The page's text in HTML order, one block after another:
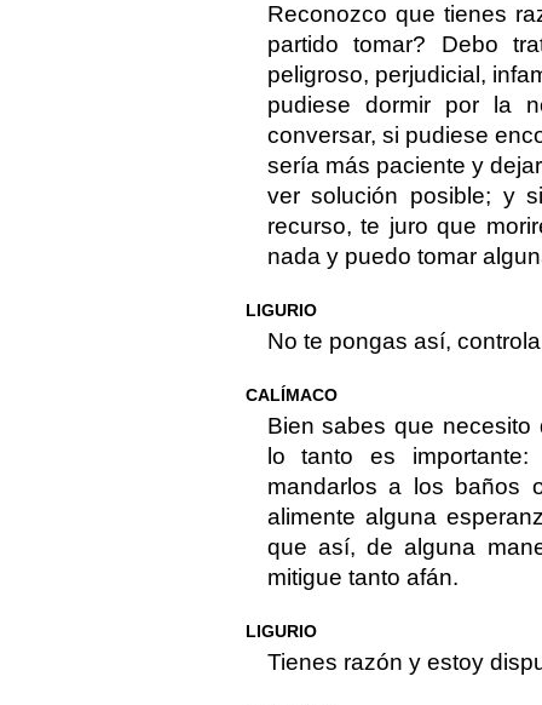
Reconozco que tienes
partido tomar? Debo
peligroso, perjudicial,
pudiese dormir por la
conversar, si pudiese
sería más paciente y
ver solución posible; y
recurso, te juro que
nada y puedo tomar
LIGURIO
No te pongas así,
CALÍMACO
Bien sabes que
lo tanto es
mandarlos a los baños
alimente alguna
que así, de alguna
mitigue tanto afán.
LIGURIO
Tienes razón y estoy